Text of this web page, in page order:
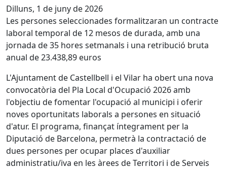
Dilluns, 1 de juny de 2026
Les persones seleccionades formalitzaran un contracte
laboral temporal de 12 mesos de durada, amb una
jornada de 35 hores setmanals i una retribució bruta
anual de 23.438,89 euros
L'Ajuntament de Castellbell i el Vilar ha obert una nova
convocatòria del Pla Local d'Ocupació 2026 amb
l'objectiu de fomentar l'ocupació al municipi i oferir
noves oportunitats laborals a persones en situació
d'atur. El programa, finançat íntegrament per la
Diputació de Barcelona, permetrà la contractació de
dues persones per ocupar places d'auxiliar
administratiu/iva en les àrees de Territori i de Serveis